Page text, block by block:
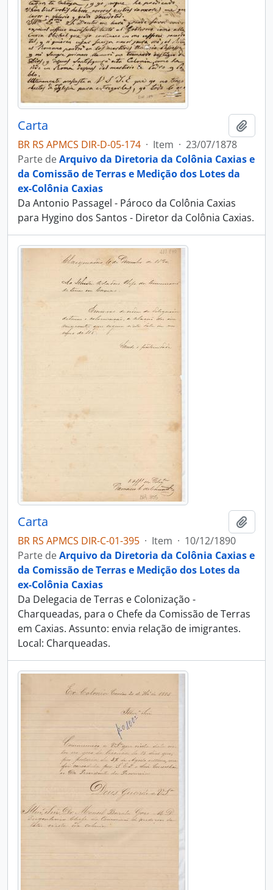
Carta
BR RS APMCS DIR-D-05-174 · Item · 23/07/1878
Parte deArquivo da Diretoria da Colônia Caxias e
da Comissão de Terras e Medição dos Lotes da
ex-Colônia Caxias
Da Antonio Passagel - Pároco da Colônia Caxias
para Hygino dos Santos - Diretor da Colônia Caxias.
Carta
BR RS APMCS DIR-C-01-395 · Item · 10/12/1890
Parte deArquivo da Diretoria da Colônia Caxias e
da Comissão de Terras e Medição dos Lotes da
ex-Colônia Caxias
Da Delegacia de Terras e Colonização -
Charqueadas, para o Chefe da Comissão de Terras
em Caxias. Assunto: envia relação de imigrantes.
Local: Charqueadas.